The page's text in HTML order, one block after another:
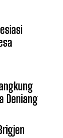
Deniang